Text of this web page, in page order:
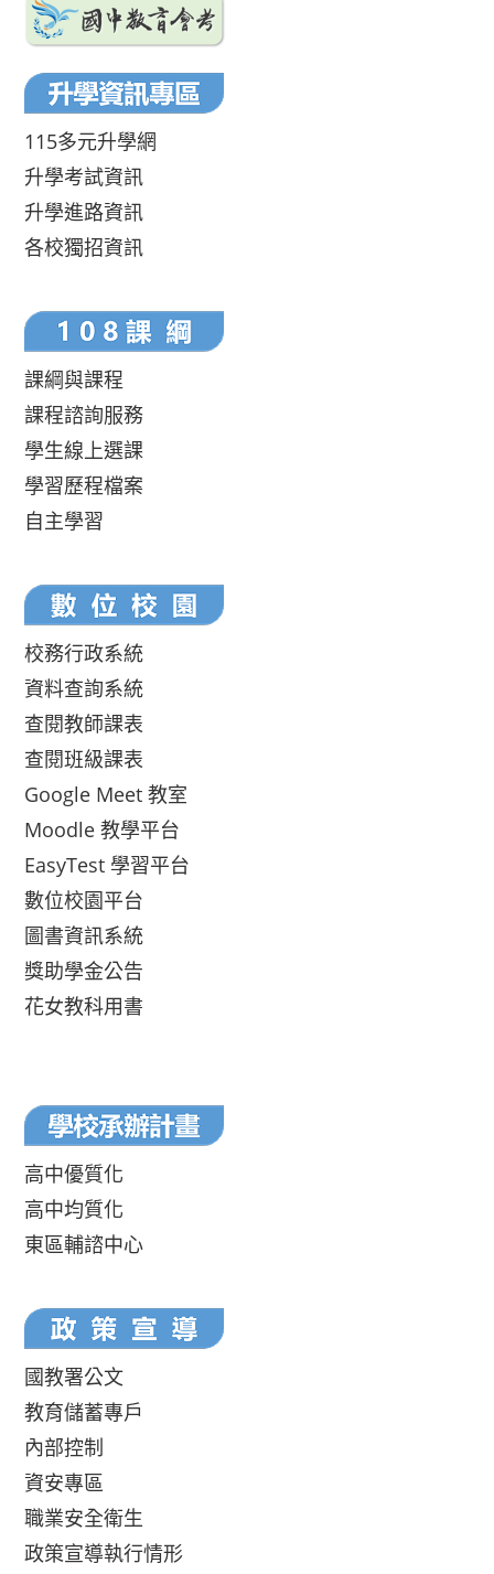
115多元升學網
升學考試資訊
升學進路資訊
各校獨招資訊
課綱與課程
課程諮詢服務
學生線上選課
學習歷程檔案
自主學習
校務行政系統
資料查詢系統
查閱教師課表
查閱班級課表
Google Meet 教室
Moodle 教學平台
EasyTest 學習平台
數位校園平台
圖書資訊系統
獎助學金公告
花女教科用書
高中優質化
高中均質化
東區輔諮中心
國教署公文
教育儲蓄專戶
內部控制
資安專區
職業安全衛生
政策宣導執行情形